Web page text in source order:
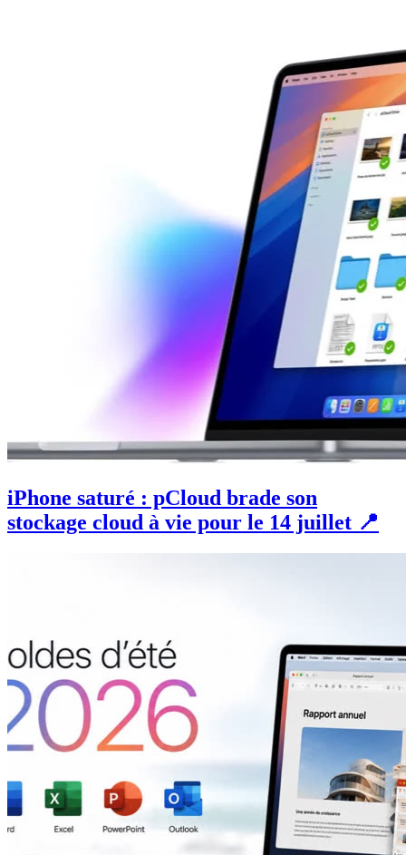
iPhone saturé : pCloud brade son
stockage cloud à vie pour le 14 juillet 📍